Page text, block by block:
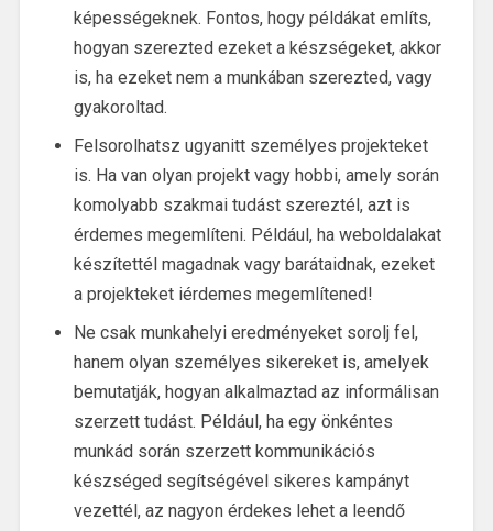
képességeknek. Fontos, hogy példákat említs,
hogyan szerezted ezeket a készségeket, akkor
is, ha ezeket nem a munkában szerezted, vagy
gyakoroltad.
Felsorolhatsz ugyanitt személyes projekteket
is. Ha van olyan projekt vagy hobbi, amely során
komolyabb szakmai tudást szereztél, azt is
érdemes megemlíteni. Például, ha weboldalakat
készítettél magadnak vagy barátaidnak, ezeket
a projekteket iérdemes megemlítened!
Ne csak munkahelyi eredményeket sorolj fel,
hanem olyan személyes sikereket is, amelyek
bemutatják, hogyan alkalmaztad az informálisan
szerzett tudást. Például, ha egy önkéntes
munkád során szerzett kommunikációs
készséged segítségével sikeres kampányt
vezettél, az nagyon érdekes lehet a leendő